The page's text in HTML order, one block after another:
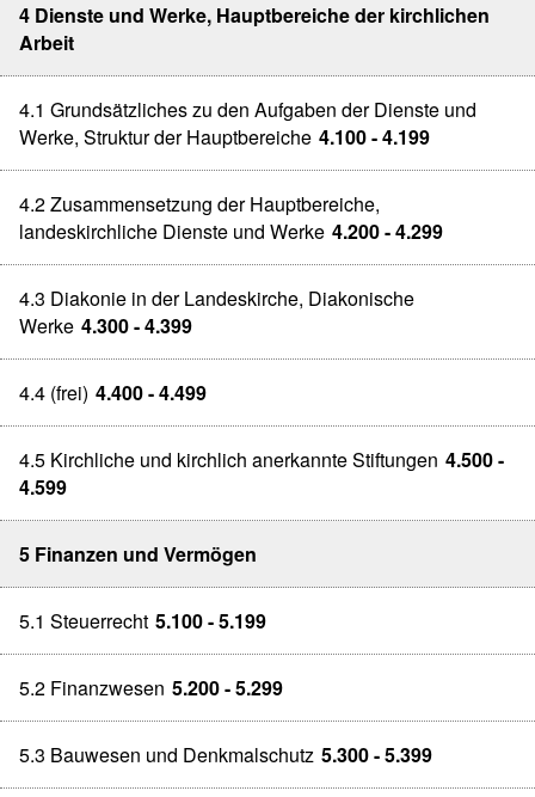
4 Dienste und Werke, Hauptbereiche der kirchlichen
Arbeit
4.1 Grundsätzliches zu den Aufgaben der Dienste und
Werke, Struktur der Hauptbereiche 4.100 - 4.199
4.2 Zusammensetzung der Hauptbereiche,
landeskirchliche Dienste und Werke 4.200 - 4.299
4.3 Diakonie in der Landeskirche, Diakonische
Werke 4.300 - 4.399
4.4 (frei) 4.400 - 4.499
4.5 Kirchliche und kirchlich anerkannte Stiftungen 4.500 -
4.599
5 Finanzen und Vermögen
5.1 Steuerrecht 5.100 - 5.199
5.2 Finanzwesen 5.200 - 5.299
5.3 Bauwesen und Denkmalschutz 5.300 - 5.399